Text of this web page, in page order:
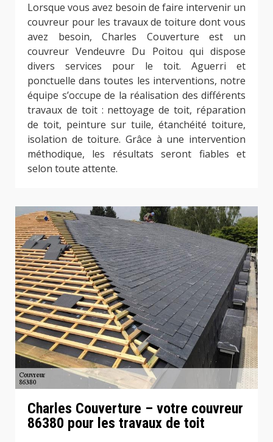
Lorsque vous avez besoin de faire intervenir un
couvreur pour les travaux de toiture dont vous
avez besoin, Charles Couverture est un
couvreur Vendeuvre Du Poitou qui dispose
divers services pour le toit. Aguerri et
ponctuelle dans toutes les interventions, notre
équipe s’occupe de la réalisation des différents
travaux de toit : nettoyage de toit, réparation
de toit, peinture sur tuile, étanchéité toiture,
isolation de toiture. Grâce à une intervention
méthodique, les résultats seront fiables et
selon toute attente.
Charles Couverture – votre couvreur
86380 pour les travaux de toit